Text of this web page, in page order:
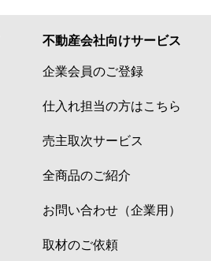
不動産会社向けサービス
企業会員のご登録
仕入れ担当の方はこちら
売主取次サービス
全商品のご紹介
お問い合わせ（企業用）
取材のご依頼